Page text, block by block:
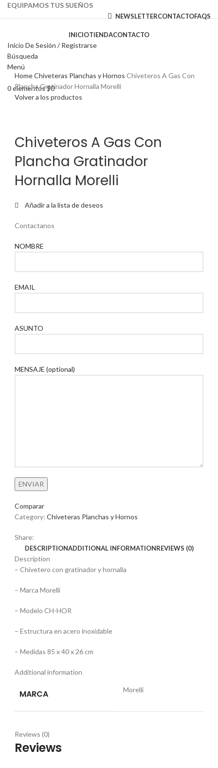
EQUIPAMOS TUS SUEÑOS
NEWSLETTERCONTACTOFAQS
INICIOTIENDACONTACTO
Inicio De Sesión / Registrarse
Búsqueda
Menú
0elementos $0
Haga Click para agrandar
HomeChiveteras Planchas y Hornos Chiveteros A Gas Con
Plancha Gratinador Hornalla Morelli
Volver a los productos
Chiveteros A Gas Con
Plancha Gratinador
Hornalla Morelli
Añadir a la lista de deseos
Contactanos
NOMBRE
EMAIL
ASUNTO
MENSAJE (optional)
Comparar
Category: Chiveteras Planchas y Hornos
Share:
DESCRIPTIONADDITIONAL INFORMATIONREVIEWS (0)
Description
– Chivetero con gratinador y hornalla
– Marca Morelli
– Modelo CH-HOR
– Estructura en acero inoxidable
– Medidas 85 x 40 x 26 cm
Additional information
MARCA Morelli
Reviews (0)
Reviews